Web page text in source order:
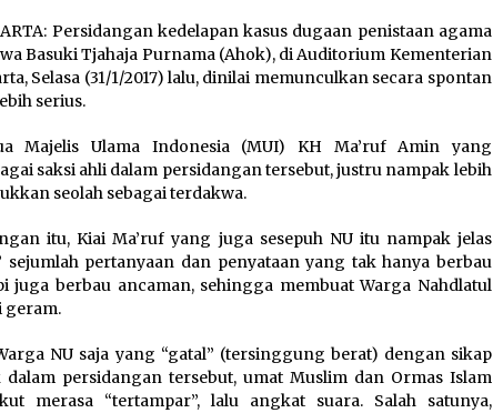
Persidangan kedelapan kasus dugaan penistaan agama
Basuki Tjahaja Purnama (Ahok), di Auditorium Kementerian
Selasa (31/1/2017) lalu, dinilai memunculkan secara spontan
serius.
Majelis Ulama Indonesia (MUI) KH Ma’ruf Amin yang
saksi ahli dalam persidangan tersebut, justru nampak lebih
seolah sebagai terdakwa.
itu, Kiai Ma’ruf yang juga sesepuh NU itu nampak jelas
sejumlah pertanyaan dan penyataan yang tak hanya berbau
juga berbau ancaman, sehingga membuat Warga Nahdlatul
geram.
NU saja yang “gatal” (tersinggung berat) dengan sikap
dalam persidangan tersebut, umat Muslim dan Ormas Islam
merasa “tertampar”, lalu angkat suara. Salah satunya,